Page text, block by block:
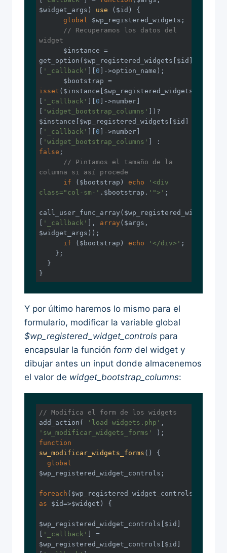
$widget_args)
use ($id)
{
global
$wp_registered_widgets;
// Recuperamos los datos del
widget
get_option($wp_registered_widgets[$id]
'_callback' 0 ]->option_name);
      $bootstrap =
isset ($instance[$wp_registered_widgets[$id]
'_callback' 0 ]->number]
'widget_bootstrap_columns'
])?
$instance[$wp_registered_widgets[$id]
'_callback' 0 ]->number]
'widget_bootstrap_columns'
false ;
// Pintamos el tamaño de la
columna si así procede
if ($bootstrap) echo
'<div
class="col-sm-' .$bootstrap. '">' ;
'_callback' ], array ($args,
$widget_args));
if ($bootstrap) echo '</div>' ;
}
Y por último haremos lo mismo para el
formulario, modificar la variable global
$wp_registered_widget_controls para
encapsular la función form del widget y
dibujar antes un input donde almacenemos
el valor de widget_bootstrap_columns:
// Modifica el form de los widgets
add_action(
'load-widgets.php'
'sw_modificar_widgets_forms'
function
sw_modificar_widgets_forms ()
{
global
$wp_registered_widget_controls;
foreach
as $id=>$widget) {
$wp_registered_widget_controls[$id]
[ '_callback' ] =
$wp_registered_widget_controls[$id]